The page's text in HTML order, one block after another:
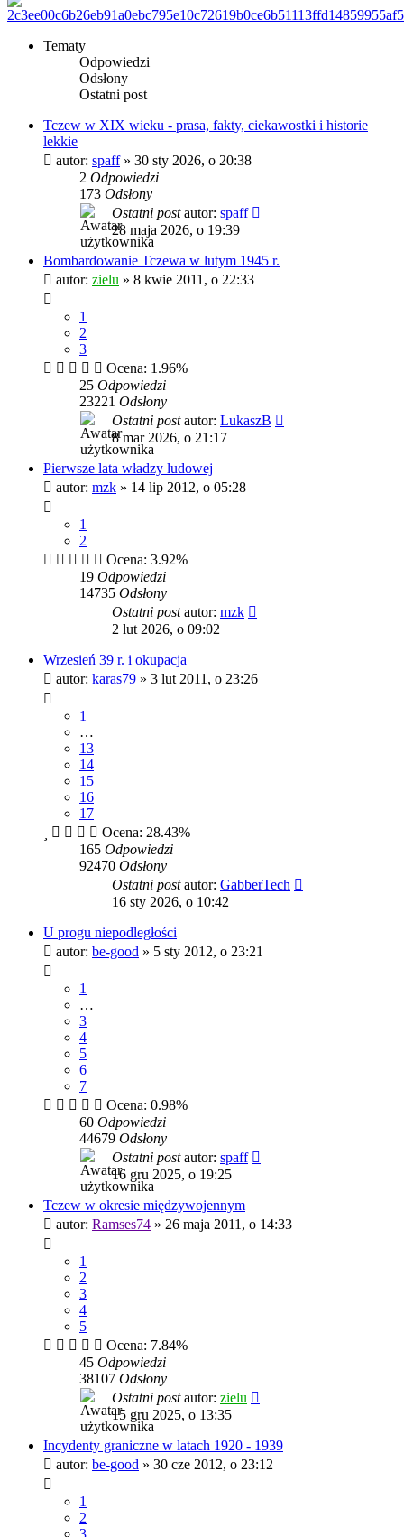
Tematy
Odpowiedzi
Odsłony
Ostatni post
Tczew w XIX wieku - prasa, fakty, ciekawostki i historie
lekkie
autor: spaff» 30 sty 2026, o 20:38
2 Odpowiedzi
173 Odsłony
Ostatni postautor: spaff
28 maja 2026, o 19:39
Bombardowanie Tczewa w lutym 1945 r.
autor: zielu » 8 kwie 2011, o 22:33
1
2
3
Ocena: 1.96%
25 Odpowiedzi
23221 Odsłony
Ostatni postautor: LukaszB
8 mar 2026, o 21:17
Pierwsze lata władzy ludowej
autor: mzk » 14 lip 2012, o 05:28
1
2
Ocena: 3.92%
19 Odpowiedzi
14735 Odsłony
Ostatni postautor: mzk
2 lut 2026, o 09:02
Wrzesień 39 r. i okupacja
autor: karas79 » 3 lut 2011, o 23:26
1
…
13
14
15
16
17
Ocena: 28.43%
165 Odpowiedzi
92470 Odsłony
Ostatni postautor: GabberTech
16 sty 2026, o 10:42
U progu niepodległości
autor: be-good » 5 sty 2012, o 23:21
1
…
3
4
5
6
7
Ocena: 0.98%
60 Odpowiedzi
44679 Odsłony
Ostatni postautor: spaff
16 gru 2025, o 19:25
Tczew w okresie międzywojennym
autor: Ramses74 » 26 maja 2011, o 14:33
1
2
3
4
5
Ocena: 7.84%
45 Odpowiedzi
38107 Odsłony
Ostatni postautor: zielu
15 gru 2025, o 13:35
Incydenty graniczne w latach 1920 - 1939
autor: be-good » 30 cze 2012, o 23:12
1
2